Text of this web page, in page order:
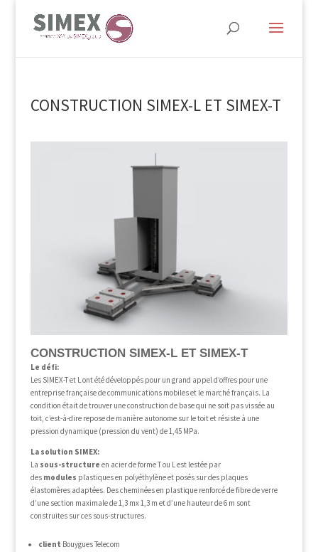
CONSTRUCTION SIMEX-L ET SIMEX-T
CONSTRUCTION SIMEX-L ET SIMEX-T
Le défi:
Les SIMEX-T et L ont été développés pour un grand appel d’offres pour une
entreprise française de communications mobiles et le marché français. La
condition était de trouver une construction de base qui ne soit pas vissée au
toit, c’est-à-dire repose de manière autonome sur le toit et résiste à une
pression dynamique (pression du vent) de 1,45 MPa.
La solution SIMEX:
La sous-structure en acier de forme T ou L est lestée par
des modules plastiques en polyéthylène et posés sur des plaques
élastomères adaptées. Des cheminées en plastique renforcé de fibre de verre
d’une section maximale de 1,3 mx 1,3 m et d’une hauteur de 6 m sont
construites sur ces sous-structures.
client Bouygues Telecom